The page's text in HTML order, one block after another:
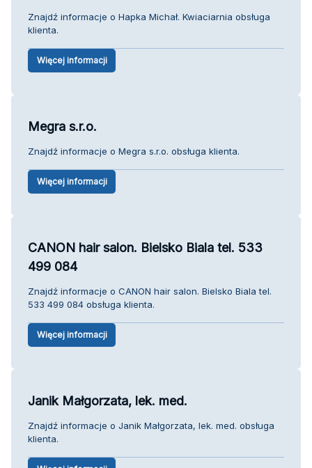
Znajdź informacje o Hapka Michał. Kwiaciarnia obsługa
klienta.
Więcej informacji
Megra s.r.o.
Znajdź informacje o Megra s.r.o. obsługa klienta.
Więcej informacji
CANON hair salon. Bielsko Biala tel. 533
499 084
Znajdź informacje o CANON hair salon. Bielsko Biala tel.
533 499 084 obsługa klienta.
Więcej informacji
Janik Małgorzata, lek. med.
Znajdź informacje o Janik Małgorzata, lek. med. obsługa
klienta.